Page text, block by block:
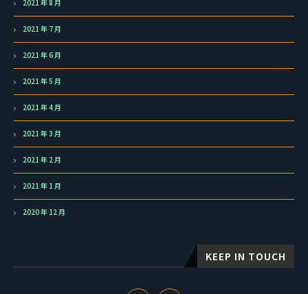
2021 年 8 月
2021 年 7 月
2021 年 6 月
2021 年 5 月
2021 年 4 月
2021 年 3 月
2021 年 2 月
2021 年 1 月
2020 年 12 月
KEEP IN TOUCH